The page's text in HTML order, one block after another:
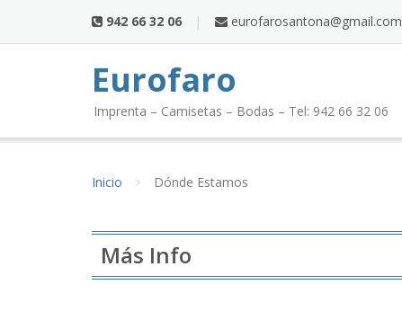
contenido
942 66 32 06 eurofarosantona@gmail.com
Eurofaro
Imprenta – Camisetas – Bodas – Tel: 942 66 32 06
Inicio Dónde Estamos
Más Info